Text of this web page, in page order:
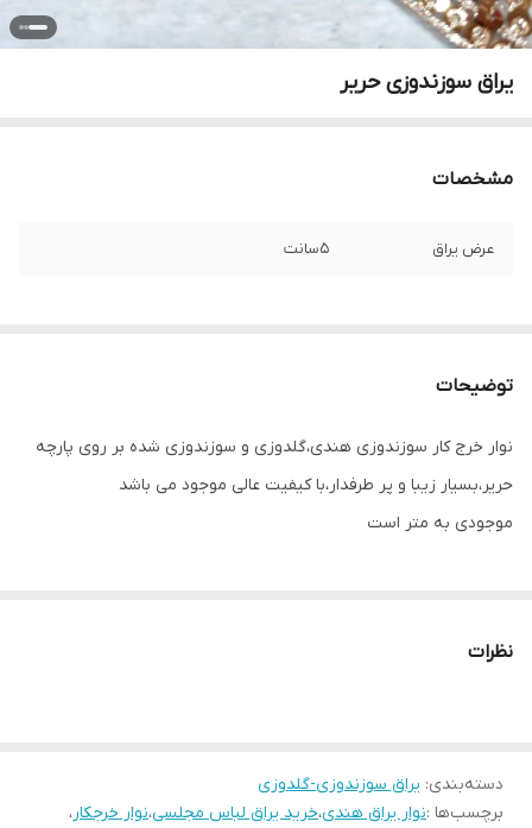
یراق سوزندوزی حریر
مشخصات
عرض یراق ۵سانت
توضیحات
نوار خرج کار سوزندوزی هندی،گلدوزی و سوزندوزی شده بر روی پارچه
حریر،بسیار زیبا و پر طرفدار،با کیفیت عالی موجود می باشد
موجودی به متر است
نظرات
دسته‌بندی: یراق سوزندوزی-گلدوزی
برچسب‌ها :نوار یراق هندی،خرید یراق لباس مجلسی،نوار خرجکار،